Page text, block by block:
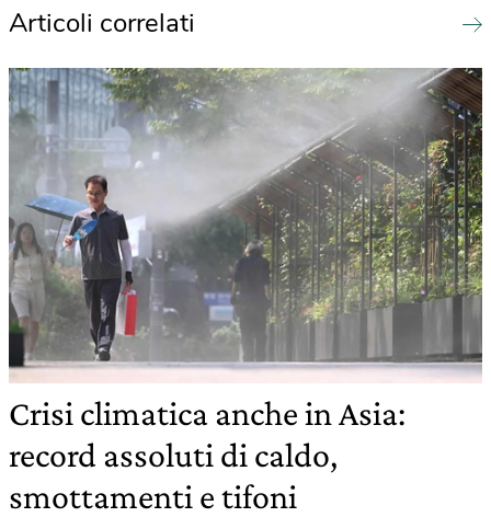
Articoli correlati
Crisi climatica anche in Asia:
record assoluti di caldo,
smottamenti e tifoni